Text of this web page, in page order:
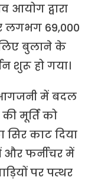
द्वारा
लगभग 69,000
बुलाने के
शुरू हो गया।
आगजनी में बदल
मूर्ति को
काट दिया
और फर्नीचर में
पर पत्थर